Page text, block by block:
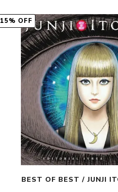
15% OFF
BEST OF BEST / JUNJI